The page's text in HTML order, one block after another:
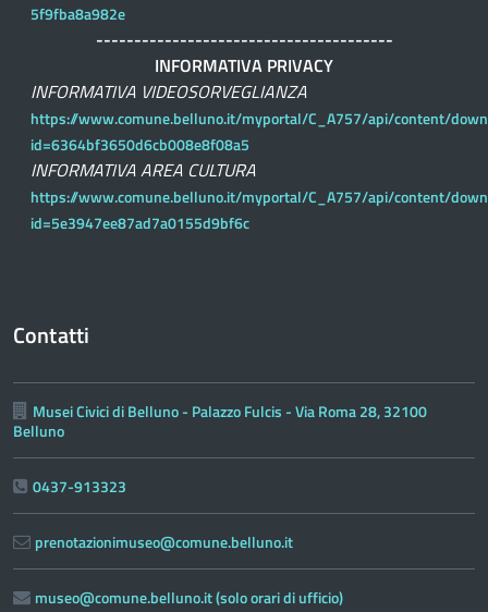
5f9fba8a982e
---------------------------------------
INFORMATIVA PRIVACY
INFORMATIVA VIDEOSORVEGLIANZA
https://www.comune.belluno.it/myportal/C_A757/api/content/
id=6364bf3650d6cb008e8f08a5
INFORMATIVA AREA CULTURA
https://www.comune.belluno.it/myportal/C_A757/api/content/
id=5e3947ee87ad7a0155d9bf6c
Contatti
Musei Civici di Belluno - Palazzo Fulcis - Via Roma 28, 32100
Belluno
0437-913323
prenotazionimuseo@comune.belluno.it
museo@comune.belluno.it (solo orari di ufficio)